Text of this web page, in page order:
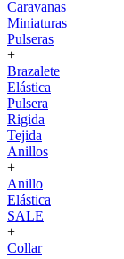
Caravanas
Miniaturas
Pulseras
+
Brazalete
Elástica
Pulsera
Rigida
Tejida
Anillos
+
Anillo
Elástica
SALE
+
Collar